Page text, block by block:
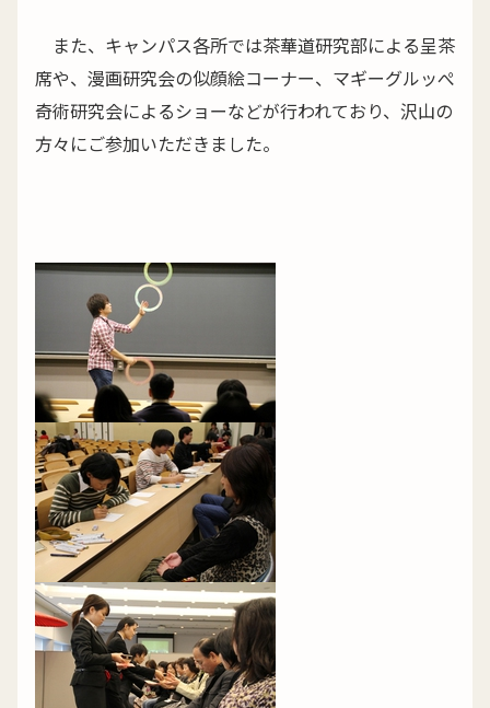
また、キャンパス各所では茶華道研究部による呈茶
席や、漫画研究会の似顔絵コーナー、マギーグルッぺ
奇術研究会によるショーなどが行われており、沢山の
方々にご参加いただきました。